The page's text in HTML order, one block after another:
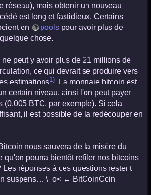
réseau), mais obtenir un nouveau
est long et fastidieux. Certains
en
pools pour avoir plus de
chose.
ne peut y avoir plus de 21 millions de
ce qui devrait se produire vers
estimations1). La monnaie bitcoin est
certain niveau, ainsi l'on peut payer
(0,005 BTC, par exemple). Si cela
il est possible de la redécouper en
nous sauvera de la misère du
qu'on pourra bientôt refiler nos bitcoins
Les réponses à ces questions restent
suspens… \_o< ← BitCoinCoin